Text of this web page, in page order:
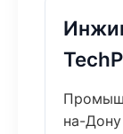
на-Дону